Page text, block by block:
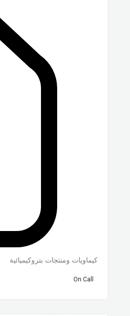
كيماويات ومنتجات بتروكيميائية
On Call